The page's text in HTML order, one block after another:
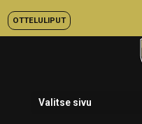
OTTELULIPUT
Valitse sivu